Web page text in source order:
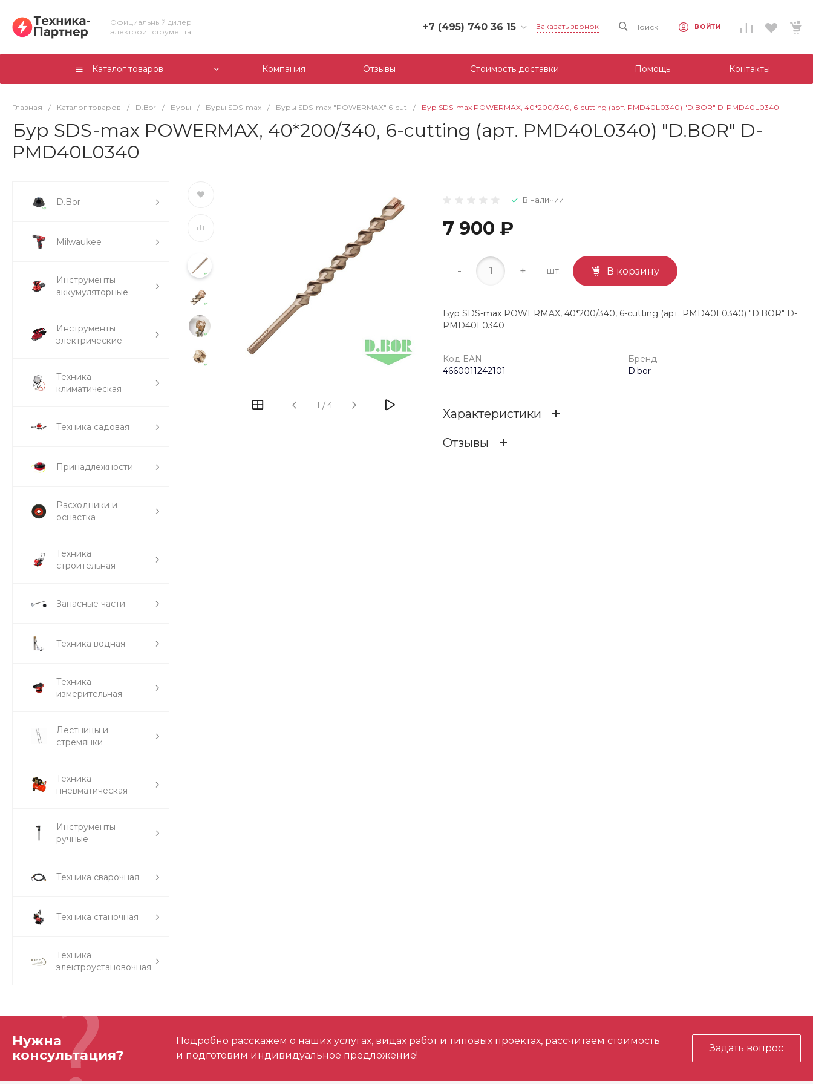
Официальный дилер
электроинструмента
+7 (495) 740 36 15
+7 (495) 740 36 15
г. Москва, Филевский
Заказать звонок Поиск ВОЙТИ
Каталог товаров Компания Отзывы Стоимость доставки Помощь Контакты
Главная / Каталог товаров / D.Bor / Буры / Буры SDS-max / Буры SDS-max "POWERMAX" 6-cut / Бур SDS-max POWERMAX, 40*200/340, 6-cutting (арт. PMD40L0340) "D.BOR" D-PMD40L0340
Бур SDS-max POWERMAX, 40*200/340, 6-cutting (арт. PMD40L0340) "D.BOR" D-
PMD40L0340
D.Bor
Milwaukee
Инструменты
аккумуляторные
Инструменты
электрические
Техника
климатическая
Техника садовая
Принадлежности
Расходники и
оснастка
Техника
строительная
Запасные части
Техника водная
Техника
измерительная
Лестницы и
стремянки
Техника
пневматическая
Инструменты
ручные
Техника сварочная
Техника станочная
Техника
электроустановочная
1 /4
В наличии
7 900 ₽
- + шт. В корзину
Бур SDS-max POWERMAX, 40*200/340, 6-cutting (арт. PMD40L0340) "D.BOR" D-
PMD40L0340
Код EAN
4660011242101
Бренд
D.bor
Характеристики
Отзывы
Нужна
консультация?
Подробно расскажем о наших услугах, видах работ и типовых проектах, рассчитаем стоимость
и подготовим индивидуальное предложение!
Задать вопрос